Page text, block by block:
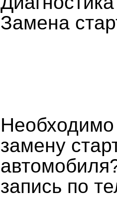
Замена
замену
запись по